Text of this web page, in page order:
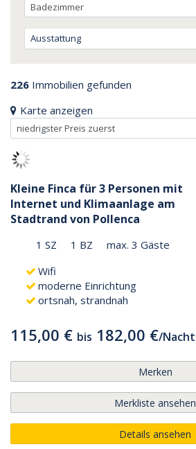
Ausstattung
226 Immobilien gefunden
Karte anzeigen
Kleine Finca für 3 Personen mit
Internet und Klimaanlage am
Stadtrand von Pollenca
1 SZ 1 BZ max. 3 Gäste
Wifi
moderne Einrichtung
ortsnah, strandnah
115,00 € bis 182,00 €/Nacht
Merken
Merkliste ansehen
Details ansehen